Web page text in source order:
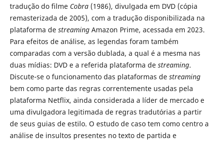
tradução do filme Cobra (1986), divulgada em DVD (cópia
remasterizada de 2005), com a tradução disponibilizada na
plataforma de streamingAmazon Prime, acessada em 2023.
Para efeitos de análise, as legendas foram também
comparadas com a versão dublada, a qual é a mesma nas
duas mídias: DVD e a referida plataforma de streaming.
Discute-se o funcionamento das plataformas de streaming
bem como parte das regras correntemente usadas pela
plataforma Netflix, ainda considerada a líder de mercado e
uma divulgadora legitimada de regras tradutórias a partir
de seus guias de estilo. O estudo de caso tem como centro a
análise de insultos presentes no texto de partida e